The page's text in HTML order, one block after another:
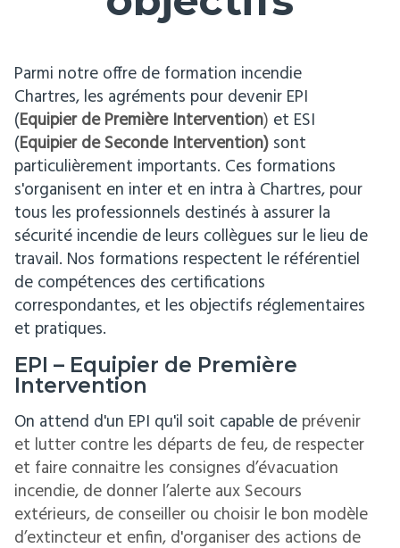
Parmi notre offre de formation incendie
Chartres, les agréments pour devenir EPI
(Equipier de Première Intervention) et ESI
(Equipier de Seconde Intervention) sont
particulièrement importants. Ces formations
s'organisent en inter et en intra à Chartres, pour
tous les professionnels destinés à assurer la
sécurité incendie de leurs collègues sur le lieu de
travail. Nos formations respectent le référentiel
de compétences des certifications
correspondantes, et les objectifs réglementaires
et pratiques.
EPI – Equipier de Première
Intervention
On attend d'un EPI qu'il soit capable de prévenir
et lutter contre les départs de feu, de respecter
et faire connaitre les consignes d’évacuation
incendie, de donner l’alerte aux Secours
extérieurs, de conseiller ou choisir le bon modèle
d’extincteur et enfin, d'organiser des actions de